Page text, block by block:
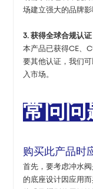
场建立强大的品牌影
3. 获得全球合规认证
本产品已获得CE、
要其他认证，我们
入市场。
常问问
购买此产品时
首先，要考虑冲水
的底座设计因应用